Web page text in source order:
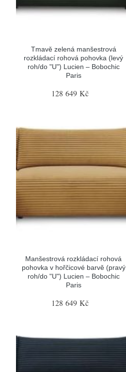
Tmavě zelená manšestrová
rozkládací rohová pohovka (levý
roh/do "U") Lucien – Bobochic
Paris
128 649 Kč
Manšestrová rozkládací rohová
pohovka v hořčicové barvě (pravý
roh/do "U") Lucien – Bobochic
Paris
128 649 Kč